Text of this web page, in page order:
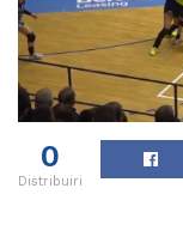
0
Distribuiri